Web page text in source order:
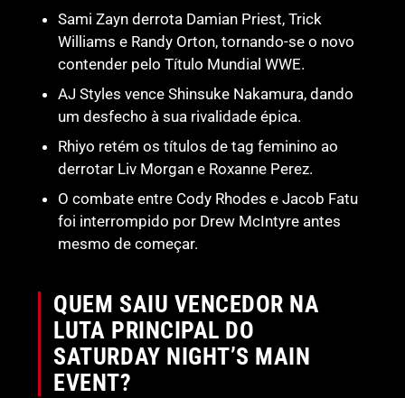
Sami Zayn derrota Damian Priest, Trick
Williams e Randy Orton, tornando-se o novo
contender pelo Título Mundial WWE.
AJ Styles vence Shinsuke Nakamura, dando
um desfecho à sua rivalidade épica.
Rhiyo retém os títulos de tag feminino ao
derrotar Liv Morgan e Roxanne Perez.
O combate entre Cody Rhodes e Jacob Fatu
foi interrompido por Drew McIntyre antes
mesmo de começar.
QUEM SAIU VENCEDOR NA
LUTA PRINCIPAL DO
SATURDAY NIGHT’S MAIN
EVENT?